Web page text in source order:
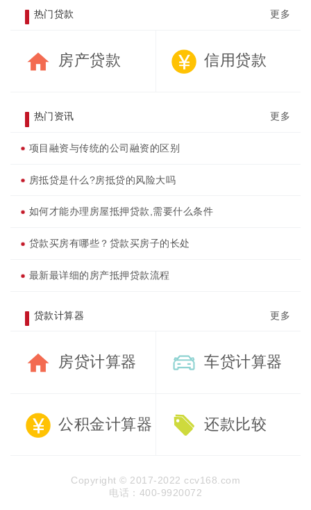
热门贷款 更多
房产贷款 信用贷款
热门资讯 更多
项目融资与传统的公司融资的区别
房抵贷是什么?房抵贷的风险大吗
如何才能办理房屋抵押贷款,需要什么条件
贷款买房有哪些？贷款买房子的长处
最新最详细的房产抵押贷款流程
贷款计算器 更多
房贷计算器 车贷计算器
公积金计算器 还款比较
Copyright © 2017-2022 ccv168.com
电话：400-9920072